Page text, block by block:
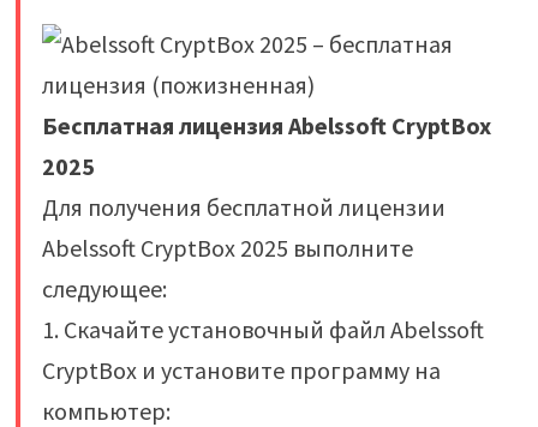
Бесплатная лицензия Abelssoft CryptBox
2025
Для получения бесплатной лицензии
Abelssoft CryptBox 2025 выполните
следующее:
1. Скачайте установочный файл Abelssoft
CryptBox и установите программу на
компьютер: